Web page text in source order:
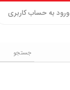
ورود به حساب کاربری